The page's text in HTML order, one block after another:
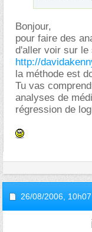
Bonjour,
pour faire des
d'aller voir sur le
http://
la méthode est
Tu vas
analyses de
régression de
26/08/2006, 10h07